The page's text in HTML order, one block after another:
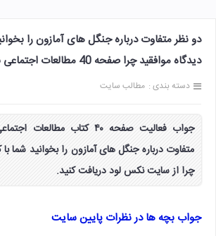
دو نظر متفاوت درباره جنگل های آمازون را
دیدگاه موافقید چرا صفحه 40 مطالعات اجتماعی نهم
دسته بندی : مطالب سایت
جواب فعالیت صفحه ۴۰ کتاب
متفاوت درباره جنگل های آمازون را بخوانید شما با
چرا از سایت نکس لود دریافت کنید.
جواب بچه ها در نظرات پایین سایت